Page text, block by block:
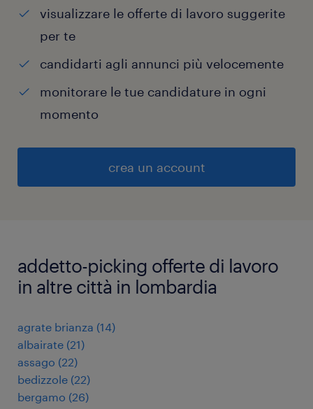
visualizzare le offerte di lavoro suggerite
per te
candidarti agli annunci più velocemente
monitorare le tue candidature in ogni
momento
crea un account
addetto-picking offerte di lavoro
in altre città in lombardia
agrate brianza (14)
albairate (21)
assago (22)
bedizzole (22)
bergamo (26)